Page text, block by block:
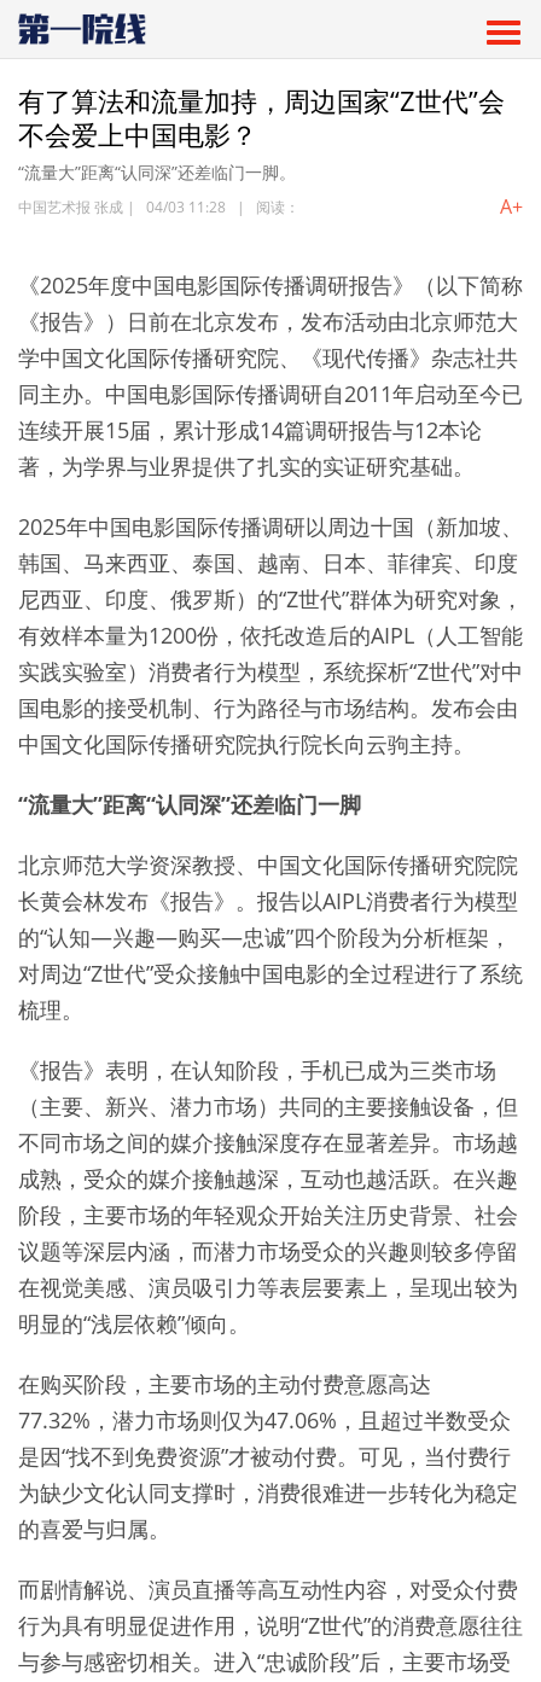
有了算法和流量加持，周边国家“Z世代”会
不会爱上中国电影？
“流量大”距离“认同深”还差临门一脚。
中国艺术报 张成 | 04/03 11:28 | 阅读： A+
《2025年度中国电影国际传播调研报告》（以下简称
《报告》）日前在北京发布，发布活动由北京师范大
学中国文化国际传播研究院、《现代传播》杂志社共
同主办。中国电影国际传播调研自2011年启动至今已
连续开展15届，累计形成14篇调研报告与12本论
著，为学界与业界提供了扎实的实证研究基础。
2025年中国电影国际传播调研以周边十国（新加坡、
韩国、马来西亚、泰国、越南、日本、菲律宾、印度
尼西亚、印度、俄罗斯）的“Z世代”群体为研究对象，
有效样本量为1200份，依托改造后的AIPL（人工智能
实践实验室）消费者行为模型，系统探析“Z世代”对中
国电影的接受机制、行为路径与市场结构。发布会由
中国文化国际传播研究院执行院长向云驹主持。
“流量大”距离“认同深”还差临门一脚
北京师范大学资深教授、中国文化国际传播研究院院
长黄会林发布《报告》。报告以AIPL消费者行为模型
的“认知—兴趣—购买—忠诚”四个阶段为分析框架，
对周边“Z世代”受众接触中国电影的全过程进行了系统
梳理。
《报告》表明，在认知阶段，手机已成为三类市场
（主要、新兴、潜力市场）共同的主要接触设备，但
不同市场之间的媒介接触深度存在显著差异。市场越
成熟，受众的媒介接触越深，互动也越活跃。在兴趣
阶段，主要市场的年轻观众开始关注历史背景、社会
议题等深层内涵，而潜力市场受众的兴趣则较多停留
在视觉美感、演员吸引力等表层要素上，呈现出较为
明显的“浅层依赖”倾向。
在购买阶段，主要市场的主动付费意愿高达
77.32%，潜力市场则仅为47.06%，且超过半数受众
是因“找不到免费资源”才被动付费。可见，当付费行
为缺少文化认同支撑时，消费很难进一步转化为稳定
的喜爱与归属。
而剧情解说、演员直播等高互动性内容，对受众付费
行为具有明显促进作用，说明“Z世代”的消费意愿往往
与参与感密切相关。进入“忠诚阶段”后，主要市场受